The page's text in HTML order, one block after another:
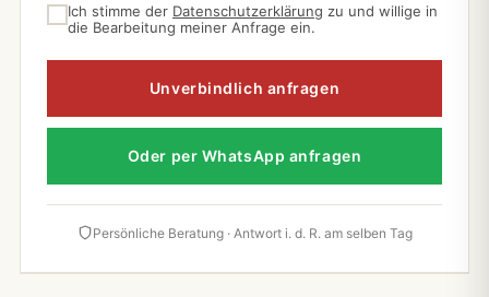
Ich stimme der Datenschutzerklärung zu und willige in
die Bearbeitung meiner Anfrage ein.
Unverbindlich anfragen
Oder per WhatsApp anfragen
Persönliche Beratung · Antwort i. d. R. am selben Tag